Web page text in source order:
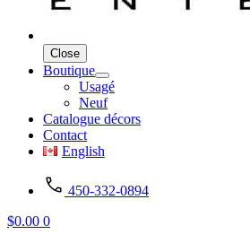
Close
Boutique
Usagé
Neuf
Catalogue décors
Contact
English
450-332-0894
$0.00 0